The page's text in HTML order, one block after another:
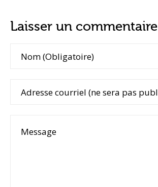
Laisser un commentaire